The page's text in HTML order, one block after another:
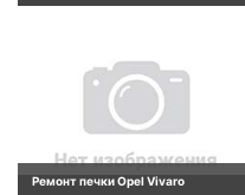
Ремонт печки Opel Vivaro